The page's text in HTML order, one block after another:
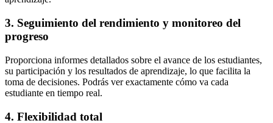
3. Seguimiento del rendimiento y monitoreo del
progreso
Proporciona informes detallados sobre el avance de los estudiantes,
su participación y los resultados de aprendizaje, lo que facilita la
toma de decisiones. Podrás ver exactamente cómo va cada
estudiante en tiempo real.
4. Flexibilidad total